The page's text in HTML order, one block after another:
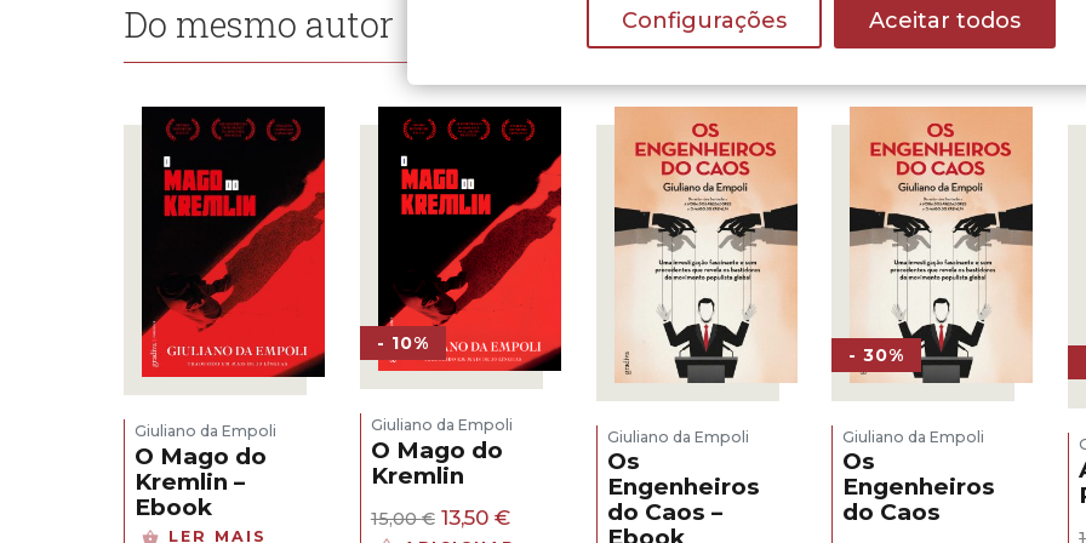
Do mesmo autor
Giuliano da Empoli
O Mago do
Kremlin –
Ebook
LER MAIS
- 10%
Giuliano da Empoli
O Mago do
Kremlin
15,00€ O
13,50 €O
Giuliano da Empoli
Os
Engenheiros
do Caos –
- 30%
Giuliano da Empoli
Os
Engenheiros
do Caos
Configurações Aceitar todos